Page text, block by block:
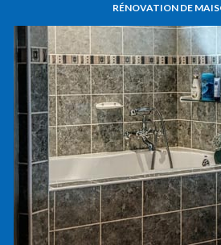
RÉNOVATION DE